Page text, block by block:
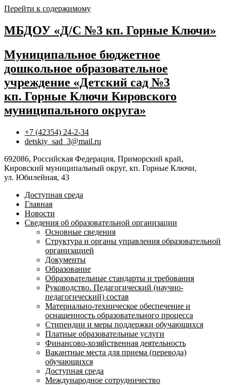
Перейти к содержимому
МБДОУ «Д/С №3 кп. Горные Ключи»
Муниципальное бюджетное
дошкольное образовательное
учреждение «Детский сад №3
кп. Горные Ключи Кировского
муниципального округа»
+7 (42354) 24-2-34
detskiy_sad_3@mail.ru
692086, Российская Федерация, Приморский край,
Кировский муниципальный округ, кп. Горные Ключи,
ул. Юбилейная, 43
Доступная среда
Главная
Новости
Сведения об образовательной организации
Основные сведения
Структура и органы управления образовательной
организацией
Документы
Образование
Образовательные стандарты и требования
Руководство. Педагогический (научно-
педагогический) состав
Материально-техническое обеспечение и
оснащенность образовательного процесса
Стипендии и меры поддержки обучающихся
Платные образовательные услуги
Финансово-хозяйственная деятельность
Вакантные места для приема (перевода)
обучающихся
Доступная среда
Международное сотрудничество